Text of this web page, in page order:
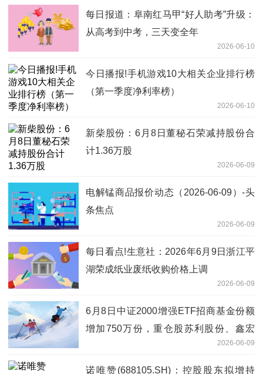
每日报道：阜南红马甲“好人助考”升级：
从高考到中考，三天变全年
2026-06-10
今日播报!手机游戏10大相关企业排行榜
（第一季度净利率榜）
2026-06-10
新柴股份：6月8日董秘石荣减持股份合
计1.36万股
2026-06-09
电解锰商品报价动态（2026-06-09）-头
条焦点
2026-06-09
每日看点!生意社：2026年6月9日浙江平
湖荣成纸业废纸收购价格上调
2026-06-09
6月8日中证2000增强ETF招商基金份额
增加750万份，重仓股苏利股份、鑫宏
2026-06-09
诺唯赞(688105.SH)：控股股东拟增持